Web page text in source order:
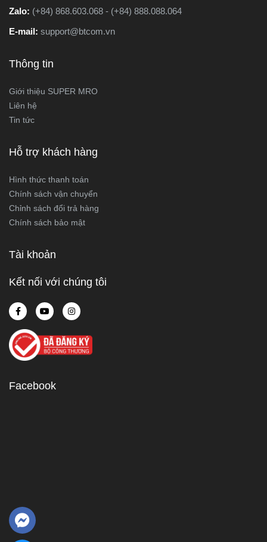
Zalo: (+84) 868.603.068 - (+84) 888.088.064
E-mail: support@btcom.vn
Thông tin
Giới thiệu SUPER MRO
Liên hệ
Tin tức
Hỗ trợ khách hàng
Hình thức thanh toán
Chính sách vận chuyển
Chỉnh sách đổi trả hàng
Chính sách bảo mật
Tài khoản
Kết nối với chúng tôi
Facebook